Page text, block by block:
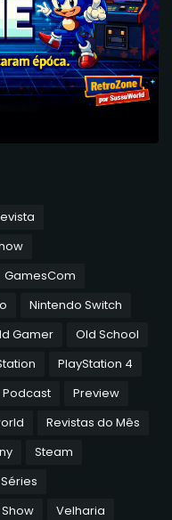
GamesCom
Nintendo Switch
Gamer
Old School
PlayStation 4
Podcast
Preview
Revistas do Mês
Steam
Séries
Velharia